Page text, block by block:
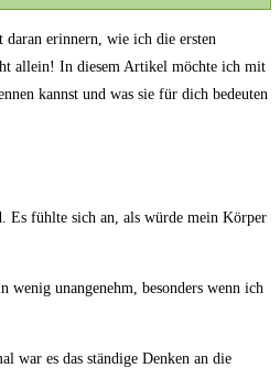
daran ⁢erinnern, ⁤wie ich die ersten
allein! In diesem Artikel möchte ich mit
kannst und was sie für dich bedeuten⁢
Es fühlte sich an, als würde mein Körper
unangenehm, besonders wenn ich
war ‌es das ständige Denken‍ an die